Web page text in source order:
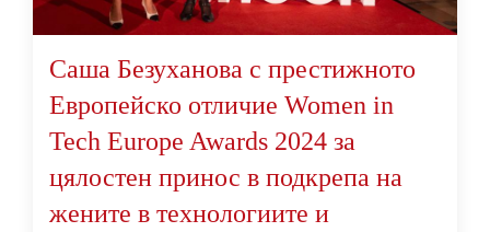
Саша Безуханова с престижното
Европейско отличие Women in
Tech Europe Awards 2024 за
цялостен принос в подкрепа на
жените в технологиите и